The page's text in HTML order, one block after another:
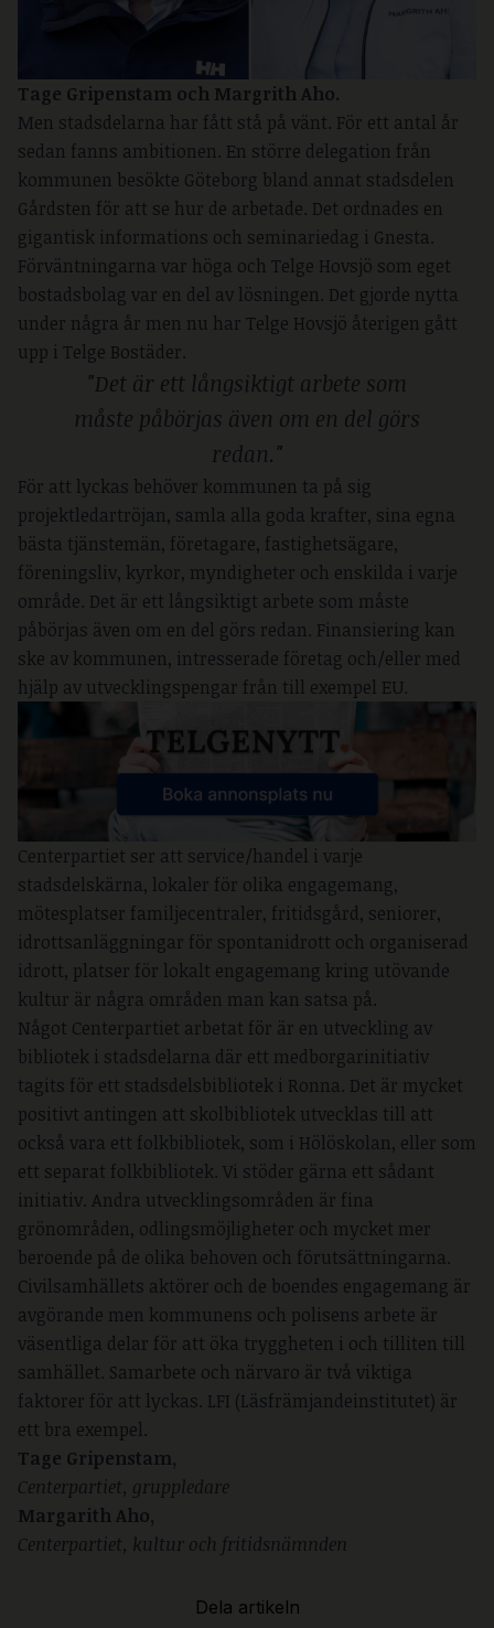
Tage Gripenstam och Margrith Aho.
Men stadsdelarna har fått stå på vänt. För ett antal år
sedan fanns ambitionen. En större delegation från
kommunen besökte Göteborg bland annat stadsdelen
Gårdsten för att se hur de arbetade. Det ordnades en
gigantisk informations och seminariedag i Gnesta.
Förväntningarna var höga och Telge Hovsjö som eget
bostadsbolag var en del av lösningen. Det gjorde nytta
under några år men nu har Telge Hovsjö återigen gått
upp i Telge Bostäder.
"Det är ett långsiktigt arbete som
måste påbörjas även om en del görs
redan."
För att lyckas behöver kommunen ta på sig
projektledartröjan, samla alla goda krafter, sina egna
bästa tjänstemän, företagare, fastighetsägare,
föreningsliv, kyrkor, myndigheter och enskilda i varje
område. Det är ett långsiktigt arbete som måste
påbörjas även om en del görs redan. Finansiering kan
ske av kommunen, intresserade företag och/eller med
hjälp av utvecklingspengar från till exempel EU.
Centerpartiet ser att service/handel i varje
stadsdelskärna, lokaler för olika engagemang,
mötesplatser familjecentraler, fritidsgård, seniorer,
idrottsanläggningar för spontanidrott och organiserad
idrott, platser för lokalt engagemang kring utövande
kultur är några områden man kan satsa på.
Något Centerpartiet arbetat för är en utveckling av
bibliotek i stadsdelarna där ett medborgarinitiativ
tagits för ett stadsdelsbibliotek i Ronna. Det är mycket
positivt antingen att skolbibliotek utvecklas till att
också vara ett folkbibliotek, som i Hölöskolan, eller som
ett separat folkbibliotek. Vi stöder gärna ett sådant
initiativ. Andra utvecklingsområden är fina
grönområden, odlingsmöjligheter och mycket mer
beroende på de olika behoven och förutsättningarna.
Civilsamhällets aktörer och de boendes engagemang är
avgörande men kommunens och polisens arbete är
väsentliga delar för att öka tryggheten i och tilliten till
samhället. Samarbete och närvaro är två viktiga
faktorer för att lyckas. LFI (Läsfrämjandeinstitutet) är
ett bra exempel.
Tage Gripenstam,
Centerpartiet, gruppledare
Margarith Aho,
Centerpartiet, kultur och fritidsnämnden
Dela artikeln